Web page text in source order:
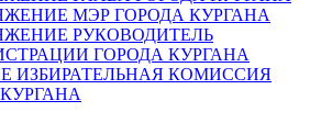
МЭР ГОРОДА КУРГАНА
РУКОВОДИТЕЛЬ
ГОРОДА КУРГАНА
ИЗБИРАТЕЛЬНАЯ КОМИССИЯ